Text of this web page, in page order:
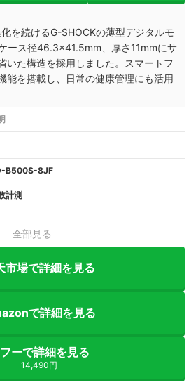
を続けるG-SHOCKの薄型デジタルモ
ース径46.3×41.5mm、厚さ11mmにサ
いた構造を採用しました。スマートフ
能を搭載し、日常の健康管理にも活用
B500S-8JF
計測
全部見る
市場で詳細を見る
で詳細を見る
ーで詳細を見る
14,490円